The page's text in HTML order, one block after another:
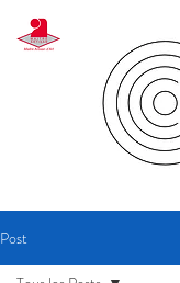
Post